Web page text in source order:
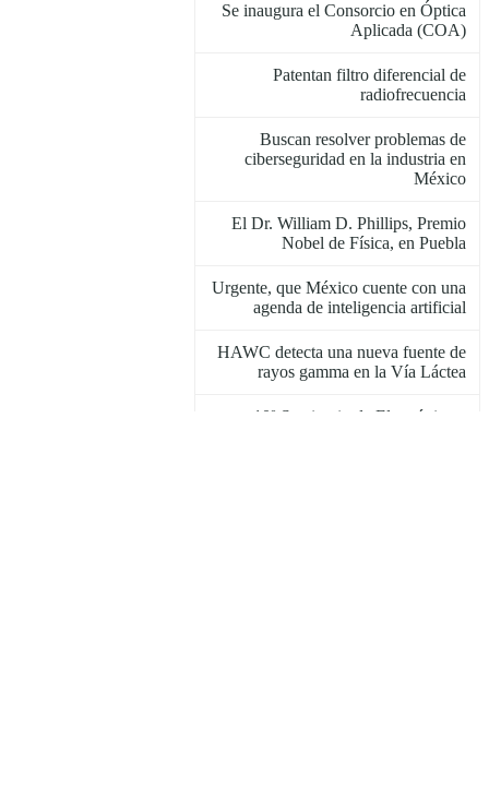
Se inaugura el Consorcio en Óptica
Aplicada (COA)
Patentan filtro diferencial de
radiofrecuencia
Buscan resolver problemas de
ciberseguridad en la industria en
México
El Dr. William D. Phillips, Premio
Nobel de Física, en Puebla
Urgente, que México cuente con una
agenda de inteligencia artificial
HAWC detecta una nueva fuente de
rayos gamma en la Vía Láctea
10º Seminario de Electrónica y